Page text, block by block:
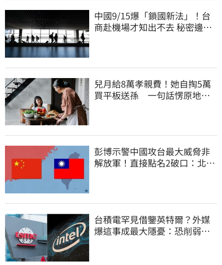
中國9/15爆「鎖國新法」！台
商赴機場才知出不去 秘密邊控
兒月給8萬孝親費！她自掏5萬
買平板送孫 一句話愣原地
彭博示警中國攻台最大威脅非
解放軍！直接點名2破口：北京
台積電罕見借鑒英特爾？外媒
爆這事成最大隱憂：恐削弱領